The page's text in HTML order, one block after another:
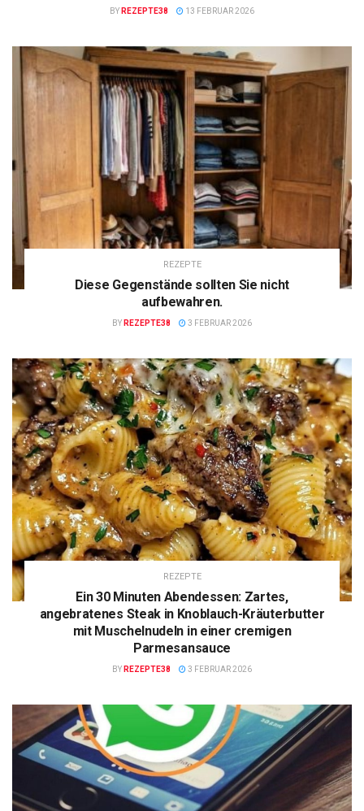
BY REZEPTE38 13 FEBRUAR 2026
REZEPTE
Diese Gegenstände sollten Sie nicht
aufbewahren.
BY REZEPTE38 3 FEBRUAR 2026
REZEPTE
Ein 30 Minuten Abendessen: Zartes,
angebratenes Steak in Knoblauch-Kräuterbutter
mit Muschelnudeln in einer cremigen
Parmesansauce
BY REZEPTE38 3 FEBRUAR 2026